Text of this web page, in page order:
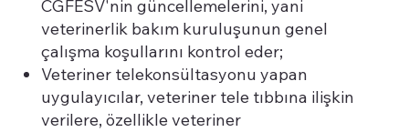
CGFESV'nin güncellemelerini, yani
veterinerlik bakım kuruluşunun genel
çalışma koşullarını kontrol eder;
Veteriner telekonsültasyonu yapan
uygulayıcılar, veteriner tele tıbbına ilişkin
verilere, özellikle veteriner